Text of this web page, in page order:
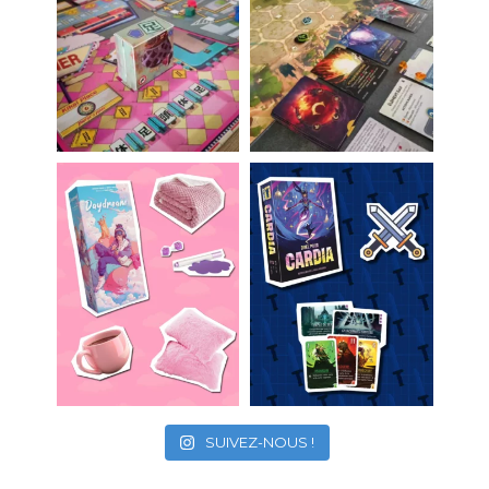
SUIVEZ-NOUS !